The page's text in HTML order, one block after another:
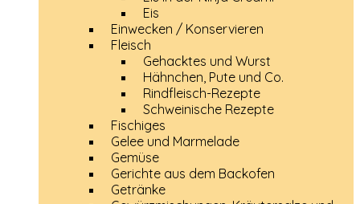
Eis
Einwecken / Konservieren
Fleisch
Gehacktes und Wurst
Hähnchen, Pute und Co.
Rindfleisch-Rezepte
Schweinische Rezepte
Fischiges
Gelee und Marmelade
Gemüse
Gerichte aus dem Backofen
Getränke